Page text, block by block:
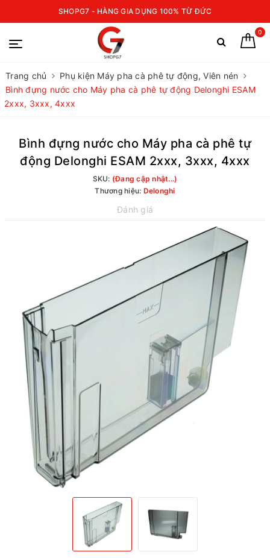
SHOPG7 - HÀNG GIA DỤNG 100% TỪ ĐỨC
0
Trang chủ
Phụ kiện Máy pha cà phê tự động, Viên nén
Bình đựng nước cho Máy pha cà phê tự động Delonghi ESAM
2xxx, 3xxx, 4xxx
Bình đựng nước cho Máy pha cà phê tự
động Delonghi ESAM 2xxx, 3xxx, 4xxx
SKU: (Đang cập nhật...)
Thương hiệu: Delonghi
Đánh giá